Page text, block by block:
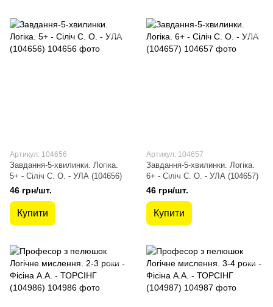
Артикул: 104656
Завдання-5-хвилинки. Логіка.
5+ - Сіліч С. О. - УЛА (104656)
46 грн/шт.
Купити
Артикул: 104657
Завдання-5-хвилинки. Логіка.
6+ - Сіліч С. О. - УЛА (104657)
46 грн/шт.
Купити